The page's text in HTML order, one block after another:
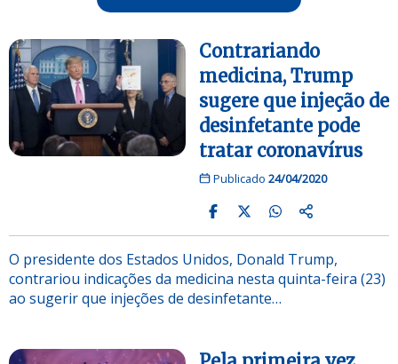
Contrariando
medicina, Trump
sugere que injeção de
desinfetante pode
tratar coronavírus
Publicado 24/04/2020
O presidente dos Estados Unidos, Donald Trump,
contrariou indicações da medicina nesta quinta-feira (23)
ao sugerir que injeções de desinfetante…